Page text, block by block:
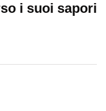
i suoi sapori